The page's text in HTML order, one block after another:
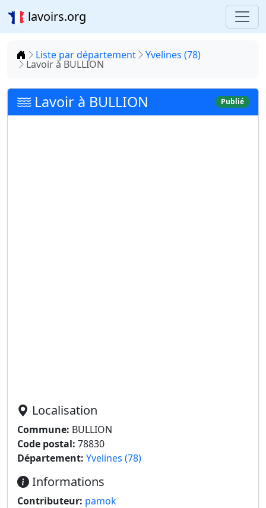
lavoirs.org
Accueil
Liste par département Yvelines (78)
Lavoir à BULLION
Lavoir à BULLION Publié
Localisation
Commune: BULLION
Code postal: 78830
Département: Yvelines (78)
Informations
Contributeur: pamok